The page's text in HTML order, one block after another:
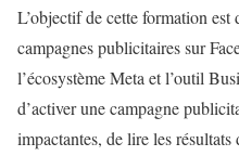
L’objectif de cette formation est
campagnes publicitaires sur
l’écosystème Meta et l’outil
d’activer une campagne
impactantes, de lire les